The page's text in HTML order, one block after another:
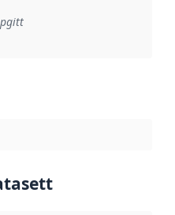
en implementasjonsregel